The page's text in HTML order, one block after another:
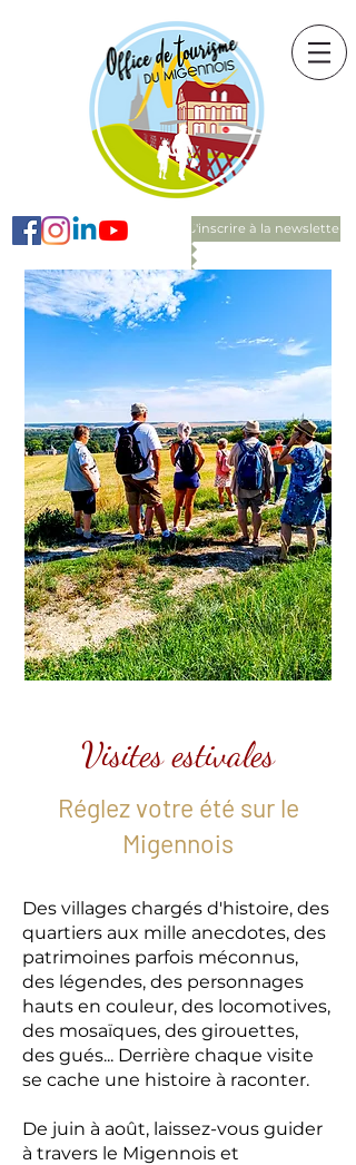
S'inscrire à la newsletter
Visites estivales
Réglez votre été sur le
Migennois
Des villages chargés d'histoire, des
quartiers aux mille anecdotes, des
patrimoines parfois méconnus,
des légendes, des personnages
hauts en couleur, des locomotives,
des mosaïques, des girouettes,
des gués... Derrière chaque visite
se cache une histoire à raconter.
De juin à août, laissez-vous guider
à travers le Migennois et